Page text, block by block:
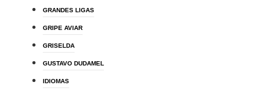
GRANDES LIGAS
GRIPE AVIAR
GRISELDA
GUSTAVO DUDAMEL
IDIOMAS